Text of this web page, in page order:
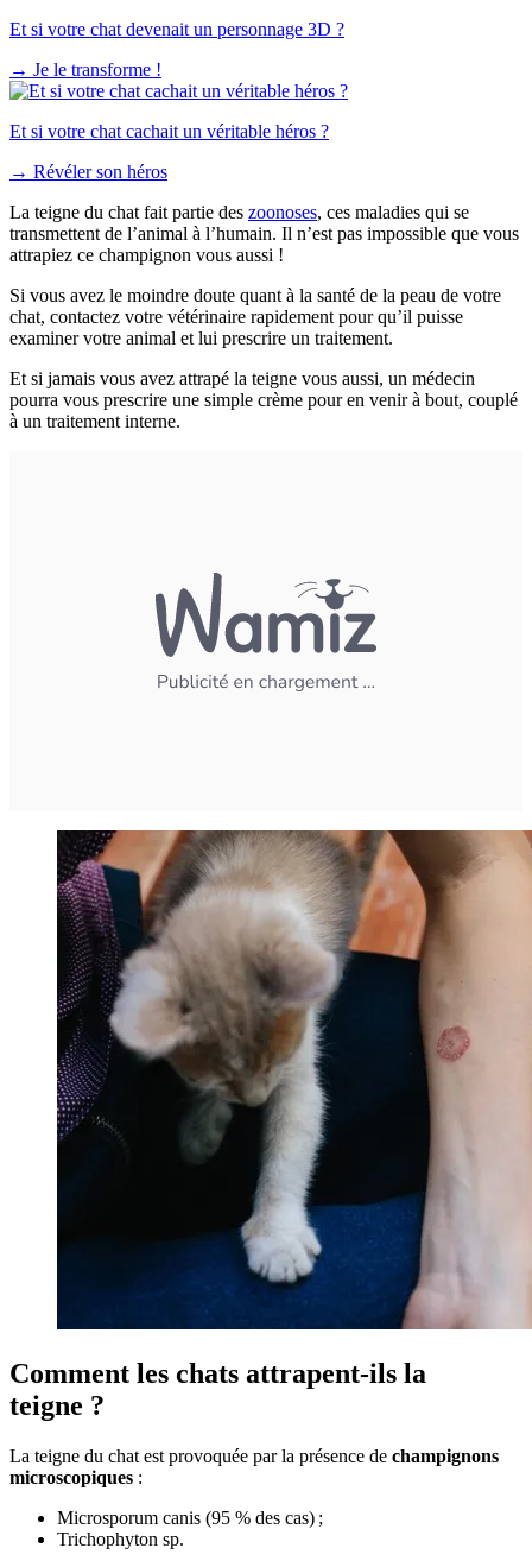
Et si votre chat devenait un personnage 3D ?
→ Je le transforme !
Et si votre chat cachait un véritable héros ?
→ Révéler son héros
La teigne du chat fait partie des zoonoses, ces maladies qui se
transmettent de l’animal à l’humain. Il n’est pas impossible que vous
attrapiez ce champignon vous aussi !
Si vous avez le moindre doute quant à la santé de la peau de votre
chat, contactez votre vétérinaire rapidement pour qu’il puisse
examiner votre animal et lui prescrire un traitement.
Et si jamais vous avez attrapé la teigne vous aussi, un médecin
pourra vous prescrire une simple crème pour en venir à bout, couplé
à un traitement interne.
Comment les chats attrapent-ils la
teigne ?
La teigne du chat est provoquée par la présence de champignons
microscopiques :
Microsporum canis (95 % des cas) ;
Trichophyton sp.